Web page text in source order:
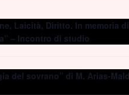
Laicità, Diritto. In memoria
– Incontro di studio
del sovrano” di M. Arias-